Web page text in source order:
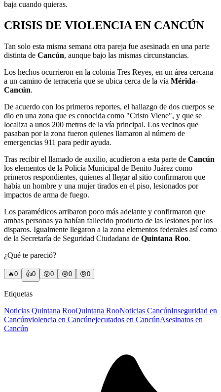
baja cuando quieras.
CRISIS DE VIOLENCIA EN CANCÚN
Tan solo esta misma semana otra pareja fue asesinada en una parte
distinta de Cancún, aunque bajo las mismas circunstancias.
Los hechos ocurrieron en la colonia Tres Reyes, en un área cercana
a un camino de terracería que se ubica cerca de la vía Mérida-
Cancún.
De acuerdo con los primeros reportes, el hallazgo de dos cuerpos se
dio en una zona que es conocida como "Cristo Viene", y que se
localiza a unos 200 metros de la vía principal. Los vecinos que
pasaban por la zona fueron quienes llamaron al número de
emergencias 911 para pedir ayuda.
Tras recibir el llamado de auxilio, acudieron a esta parte de Cancún
los elementos de la Policía Municipal de Benito Juárez como
primeros respondientes, quienes al llegar al sitio confirmaron que
había un hombre y una mujer tirados en el piso, lesionados por
impactos de arma de fuego.
Los paramédicos arribaron poco más adelante y confirmaron que
ambas personas ya habían fallecido producto de las lesiones por los
disparos. Igualmente llegaron a la zona elementos federales así como
de la Secretaría de Seguridad Ciudadana de Quintana Roo.
¿Qué te pareció?
🔥0 👍0 😲0 😢0 😠0
Etiquetas
Noticias Quintana RooQuintana RooNoticias CancúnInseguridad en
Cancúnviolencia en Cancúnejecutados en CancúnAsesinatos en
Cancún